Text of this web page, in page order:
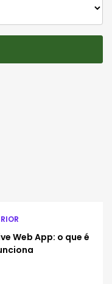
Web App: o que é